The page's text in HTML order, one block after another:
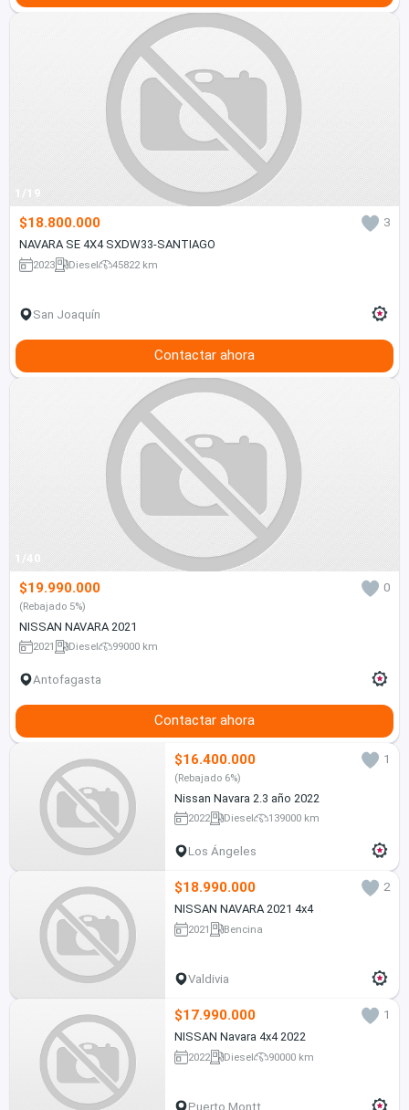
1/19
$18.800.000
3
NAVARA SE 4X4 SXDW33-SANTIAGO
2023 Diesel 45822 km
San Joaquín
Contactar ahora
1/40
$19.990.000 0
(Rebajado 5%)
NISSAN NAVARA 2021
2021 Diesel 99000 km
Antofagasta
Contactar ahora
$16.400.000 1
(Rebajado 6%)
Nissan Navara 2.3 año 2022
2022 Diesel 139000 km
Los Ángeles
$18.990.000
2
NISSAN NAVARA 2021 4x4
2021 Bencina
Valdivia
$17.990.000
1
NISSAN Navara 4x4 2022
2022 Diesel 90000 km
Puerto Montt